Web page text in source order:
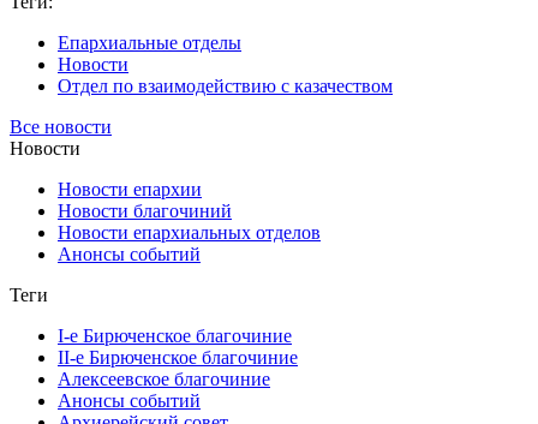
Епархиальные отделы
Новости
Отдел по взаимодействию с казачеством
Все новости
Новости
Новости епархии
Новости благочиний
Новости епархиальных отделов
Анонсы событий
Теги
I-е Бирюченское благочиние
II-е Бирюченское благочиние
Алексеевское благочиние
Анонсы событий